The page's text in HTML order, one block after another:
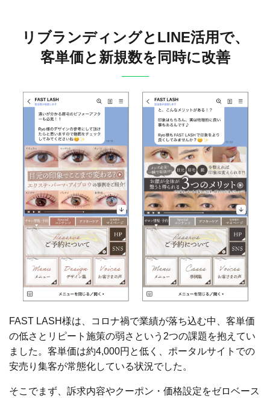
リブランディングとLINE活用で、
客単価と新規数を同時に改善
FAST LASH様は、コロナ禍で業績が落ち込む中、客単価
の低さとリピート施策の弱さという2つの課題を抱えてい
ました。客単価は約4,000円と低く、ポータルサイトでの
安売り集客が常態化している状況でした。
そこでまず、訴求内容やクーポン・価格設定をゼロベース